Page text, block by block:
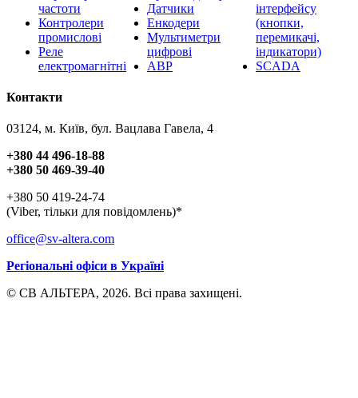
частоти
Контролери
промислові
Реле
електромагнітні
Датчики
Енкодери
Мультиметри
цифрові
АВР
інтерфейсу
(кнопки,
перемикачі,
індикатори)
SCADA
Контакти
03124, м. Київ, бул. Вацлава Гавела, 4
+380 44 496-18-88
+380 50 469-39-40
+380 50 419-24-74
(Viber, тільки для повідомлень)*
office@sv-altera.com
Регіональні офіси в Україні
© СВ АЛЬТЕРА, 2026. Всі права захищені.